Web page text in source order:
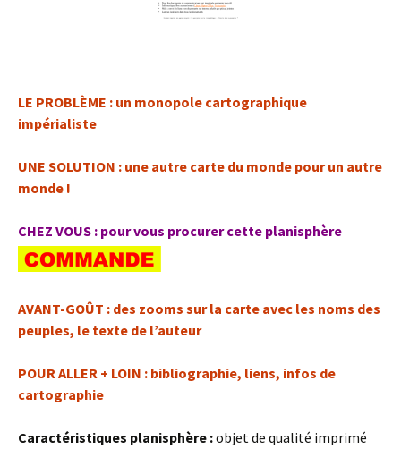
LE PROBLÈME : un monopole cartographique
impérialiste
UNE SOLUTION : une autre carte du monde pour un autre
monde !
CHEZ VOUS : pour vous procurer cette planisphère
AVANT-GOÛT : des zooms sur la carte avec les noms des
peuples, le texte de l’auteur
POUR ALLER + LOIN : bibliographie, liens, infos de
cartographie
Caractéristiques planisphère :objet de qualité imprimé